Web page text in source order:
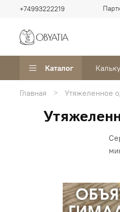
+74993222219
Каталог
Главная Утяжеленное